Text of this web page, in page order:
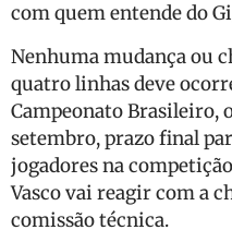
com quem entende do
Nenhuma mudança ou
quatro linhas deve
Campeonato Brasileiro,
setembro, prazo final
jogadores na
Vasco vai reagir com a
comissão técnica.